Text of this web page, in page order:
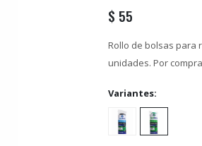
$ 55
Rollo de bolsas para
unidades. Por
Variantes: